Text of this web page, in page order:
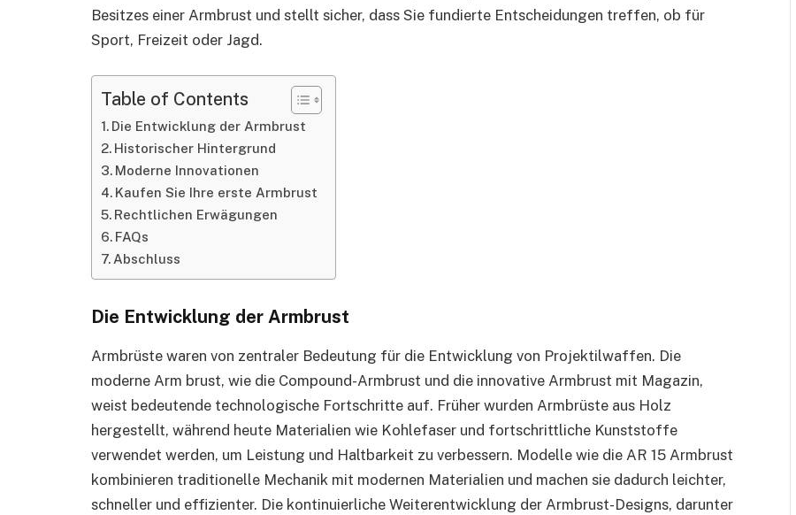
Besitzes einer Armbrust und stellt sicher, dass Sie fundierte Entscheidungen treffen, ob für
Sport, Freizeit oder Jagd.
Table of Contents
Die Entwicklung der Armbrust
Historischer Hintergrund
Moderne Innovationen
Kaufen Sie Ihre erste Armbrust
Rechtlichen Erwägungen
FAQs
Abschluss
Die Entwicklung der Armbrust
Armbrüste waren von zentraler Bedeutung für die Entwicklung von Projektilwaffen. Die
moderne Arm brust, wie die Compound-Armbrust und die innovative Armbrust mit Magazin,
weist bedeutende technologische Fortschritte auf. Früher wurden Armbrüste aus Holz
hergestellt, während heute Materialien wie Kohlefaser und fortschrittliche Kunststoffe
verwendet werden, um Leistung und Haltbarkeit zu verbessern. Modelle wie die AR 15 Armbrust
kombinieren traditionelle Mechanik mit modernen Materialien und machen sie dadurch leichter,
schneller und effizienter. Die kontinuierliche Weiterentwicklung der Armbrust-Designs, darunter